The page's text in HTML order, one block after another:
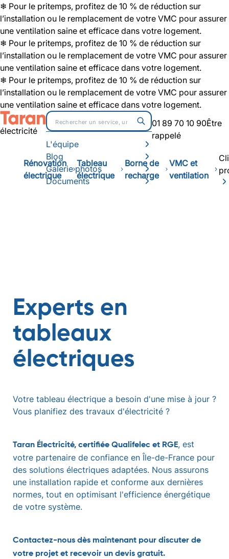
❄ Pour le pritemps, profitez de 10 % de réduction sur
l’installation ou le remplacement de votre VMC pour assurer
une ventilation saine et efficace dans votre logement.
❄ Pour le pritemps, profitez de 10 % de réduction sur
l’installation ou le remplacement de votre VMC pour assurer
une ventilation saine et efficace dans votre logement.
❄ Pour le pritemps, profitez de 10 % de réduction sur
l’installation ou le remplacement de votre VMC pour assurer
une ventilation saine et efficace dans votre logement.
électricité
L'équipe
Blog
Galerie photos
Documents
01 89 70 10 90Être
rappelé
Rénovation
électrique
Tableau
électrique
Borne de
recharge
VMC et
ventilation
Experts en
tableaux
électriques
Votre tableau électrique a besoin d'une mise à jour ?
Vous planifiez des travaux d'électricité ?
Taran Électricité, certifiée Qualifelec et RGE, est
votre partenaire de confiance en Île-de-France pour
des solutions électriques adaptées. Nous assurons
une installation rapide et conforme aux dernières
normes, tout en optimisant l'efficience énergétique
de votre système.
Contactez-nous dès maintenant pour discuter de
votre projet et recevoir un devis gratuit.